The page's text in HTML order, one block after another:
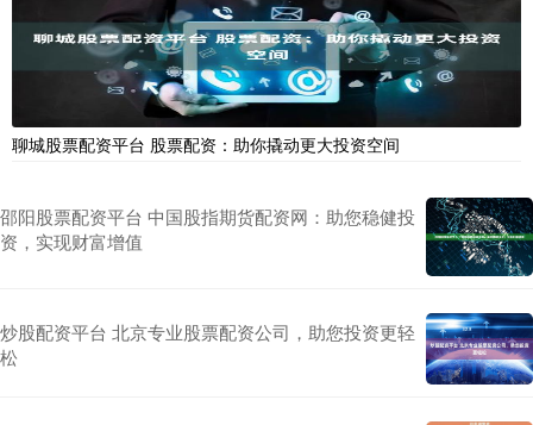
聊城股票配资平台 股票配资：助你撬动更大投资空间
邵阳股票配资平台 中国股指期货配资网：助您稳健投
资，实现财富增值
炒股配资平台 北京专业股票配资公司，助您投资更轻
松